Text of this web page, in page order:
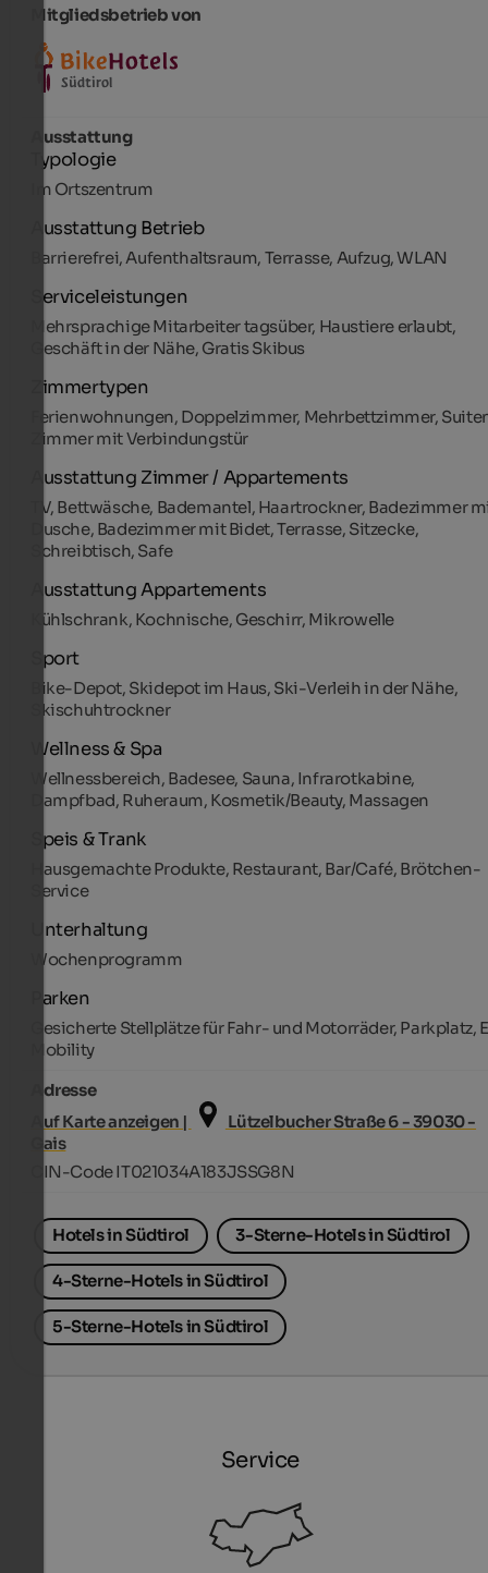
Mitgliedsbetrieb von
Ausstattung
Typologie
Im Ortszentrum
Ausstattung Betrieb
Barrierefrei, Aufenthaltsraum, Terrasse, Aufzug, WLAN
Serviceleistungen
Mehrsprachige Mitarbeiter tagsüber, Haustiere erlaubt,
Geschäft in der Nähe, Gratis Skibus
Zimmertypen
Ferienwohnungen, Doppelzimmer, Mehrbettzimmer,
Zimmer mit Verbindungstür
Ausstattung Zimmer / Appartements
TV, Bettwäsche, Bademantel, Haartrockner, Badezimmer
Dusche, Badezimmer mit Bidet, Terrasse, Sitzecke,
Schreibtisch, Safe
Ausstattung Appartements
Kühlschrank, Kochnische, Geschirr, Mikrowelle
Sport
Bike-Depot, Skidepot im Haus, Ski-Verleih in der Nähe,
Skischuhtrockner
Wellness & Spa
Wellnessbereich, Badesee, Sauna, Infrarotkabine,
Dampfbad, Ruheraum, Kosmetik/Beauty, Massagen
Speis & Trank
Hausgemachte Produkte, Restaurant, Bar/Café, Brötchen-
Service
Unterhaltung
Wochenprogramm
Parken
Gesicherte Stellplätze für Fahr- und Motorräder, Parkplatz,
Mobility
Adresse
Auf Karte anzeigen |
Lützelbucher Straße 6 - 39030 -
Gais
CIN-Code IT021034A183JSSG8N
Hotels in Südtirol 3-Sterne-Hotels in Südtirol
4-Sterne-Hotels in Südtirol
5-Sterne-Hotels in Südtirol
Service